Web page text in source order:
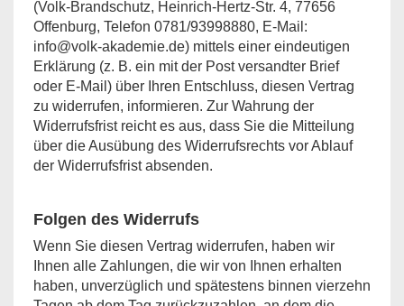
(Volk-Brandschutz, Heinrich-Hertz-Str. 4, 77656
Offenburg, Telefon 0781/93998880, E-Mail:
info@volk-akademie.de) mittels einer eindeutigen
Erklärung (z. B. ein mit der Post versandter Brief
oder E-Mail) über Ihren Entschluss, diesen Vertrag
zu widerrufen, informieren. Zur Wahrung der
Widerrufsfrist reicht es aus, dass Sie die Mitteilung
über die Ausübung des Widerrufsrechts vor Ablauf
der Widerrufsfrist absenden.
Folgen des Widerrufs
Wenn Sie diesen Vertrag widerrufen, haben wir
Ihnen alle Zahlungen, die wir von Ihnen erhalten
haben, unverzüglich und spätestens binnen vierzehn